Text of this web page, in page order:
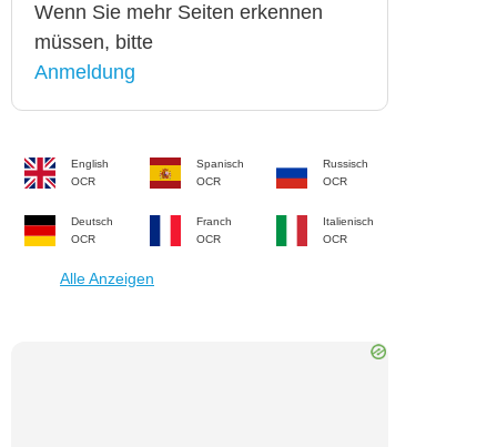
Wenn Sie mehr Seiten erkennen
müssen, bitte
Anmeldung
English
OCR
Spanisch
OCR
Russisch
OCR
Deutsch
OCR
Franch
OCR
Italienisch
OCR
Alle Anzeigen